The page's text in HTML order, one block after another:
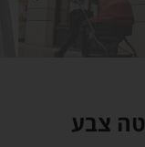
צבע